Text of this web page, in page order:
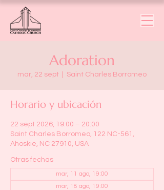
Adoration
mar, 22 sept Saint Charles Borromeo
Horario y ubicación
22 sept 2026, 19:00 – 20:00
Saint Charles Borromeo, 122 NC-561,
Ahoskie, NC 27910, USA
Otras fechas
mar, 11 ago, 19:00
mar, 18 ago, 19:00